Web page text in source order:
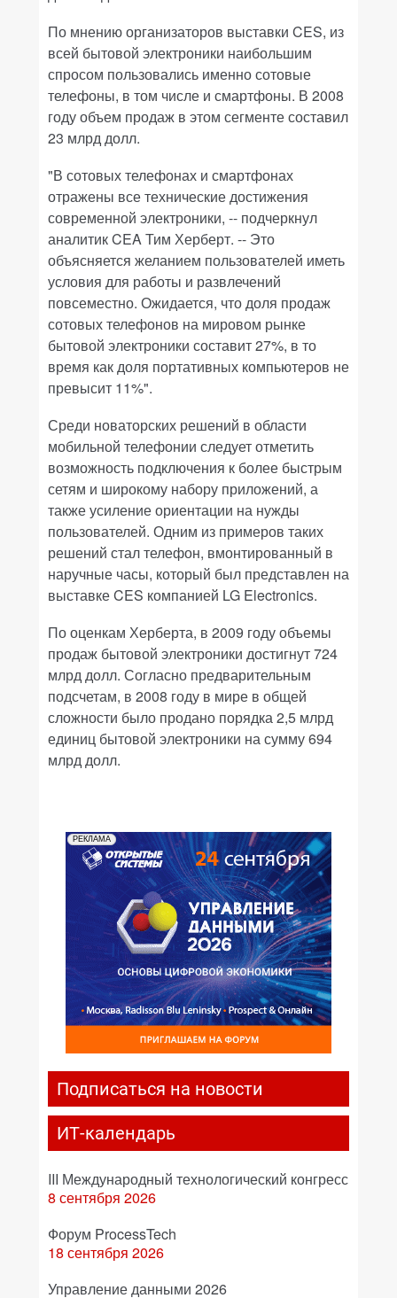
По мнению организаторов выставки CES, из
всей бытовой электроники наибольшим
спросом пользовались именно сотовые
телефоны, в том числе и смартфоны. В 2008
году объем продаж в этом сегменте составил
23 млрд долл.
"В сотовых телефонах и смартфонах
отражены все технические достижения
современной электроники, -- подчеркнул
аналитик CEA Тим Херберт. -- Это
объясняется желанием пользователей иметь
условия для работы и развлечений
повсеместно. Ожидается, что доля продаж
сотовых телефонов на мировом рынке
бытовой электроники составит 27%, в то
время как доля портативных компьютеров не
превысит 11%".
Среди новаторских решений в области
мобильной телефонии следует отметить
возможность подключения к более быстрым
сетям и широкому набору приложений, а
также усиление ориентации на нужды
пользователей. Одним из примеров таких
решений стал телефон, вмонтированный в
наручные часы, который был представлен на
выставке CES компанией LG Electronics.
По оценкам Херберта, в 2009 году объемы
продаж бытовой электроники достигнут 724
млрд долл. Согласно предварительным
подсчетам, в 2008 году в мире в общей
сложности было продано порядка 2,5 млрд
единиц бытовой электроники на сумму 694
млрд долл.
РЕКЛАМА
Подписаться на новости
ИТ-календарь
III Международный технологический конгресс
8 сентября 2026
Форум ProcessTech
18 сентября 2026
Управление данными 2026